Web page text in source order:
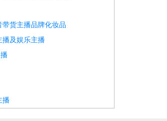
货主播品牌化妆品
播及娱乐主播
播